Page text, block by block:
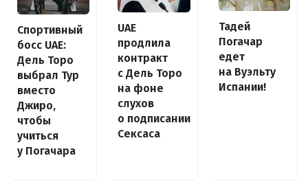
Спортивный
босс UAE:
Дель Торо
выбрал Тур
вместо
Джиро,
чтобы
учиться
у Погачара
UAE
продлила
контракт
с Дель Торо
на фоне
слухов
о подписании
Сексаса
Тадей
Погачар
едет
на Вуэльту
Испании!